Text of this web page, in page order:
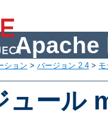
Apache
ション > バージョン 2.4 >
ュール